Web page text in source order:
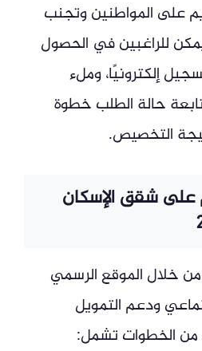
على المواطنين وتجنب
للراغبين في الحصول
إلكترونيًا، وملء
حالة الطلب خطوة
التخصيص.
على شقق الإسكان
من خلال الموقع الرسمي
ودعم التمويل
من الخطوات تشمل: